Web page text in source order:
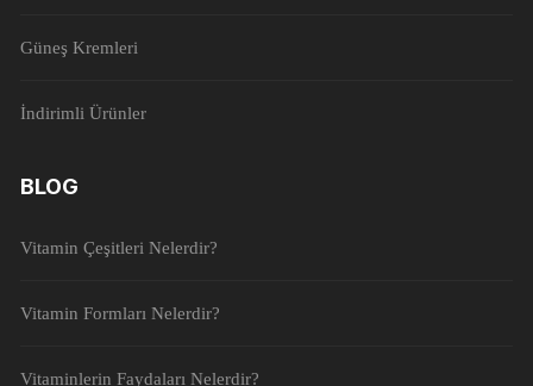
Güneş Kremleri
İndirimli Ürünler
BLOG
Vitamin Çeşitleri Nelerdir?
Vitamin Formları Nelerdir?
Vitaminlerin Faydaları Nelerdir?